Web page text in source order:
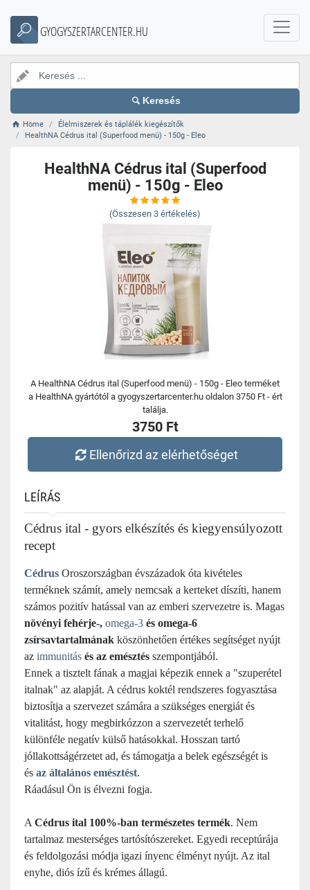
GYOGYSZERTARCENTER.HU
Keresés
Home
Élelmiszerek és táplálék kiegészítők
HealthNA Cédrus ital (Superfood menü) - 150g - Eleo
HealthNA Cédrus ital (Superfood
menü) - 150g - Eleo
(Összesen 3 értékelés)
A HealthNA Cédrus ital (Superfood menü) - 150g - Eleo terméket
a HealthNA gyártótól a gyogyszertarcenter.hu oldalon 3750 Ft - ért
találja.
3750 Ft
Ellenőrizd az elérhetőséget
LEÍRÁS
Cédrus ital - gyors elkészítés és kiegyensúlyozott
recept
Cédrus Oroszországban évszázadok óta kivételes
terméknek számít, amely nemcsak a kerteket díszíti, hanem
számos pozitív hatással van az emberi szervezetre is. Magas
növényi fehérje-, omega-3 és omega-6
zsírsavtartalmának köszönhetően értékes segítséget nyújt
az immunitás és az emésztés szempontjából.
Ennek a tisztelt fának a magjai képezik ennek a "szuperétel
italnak" az alapját. A cédrus koktél rendszeres fogyasztása
biztosítja a szervezet számára a szükséges energiát és
vitalitást, hogy megbirkózzon a szervezetét terhelő
különféle negatív külső hatásokkal. Hosszan tartó
jóllakottságérzetet ad, és támogatja a belek egészségét is
és az általános emésztést.
Ráadásul Ön is élvezni fogja.
A Cédrus ital 100%-ban természetes termék. Nem
tartalmaz mesterséges tartósítószereket. Egyedi receptúrája
és feldolgozási módja igazi ínyenc élményt nyújt. Az ital
enyhe, diós ízű és krémes állagú.